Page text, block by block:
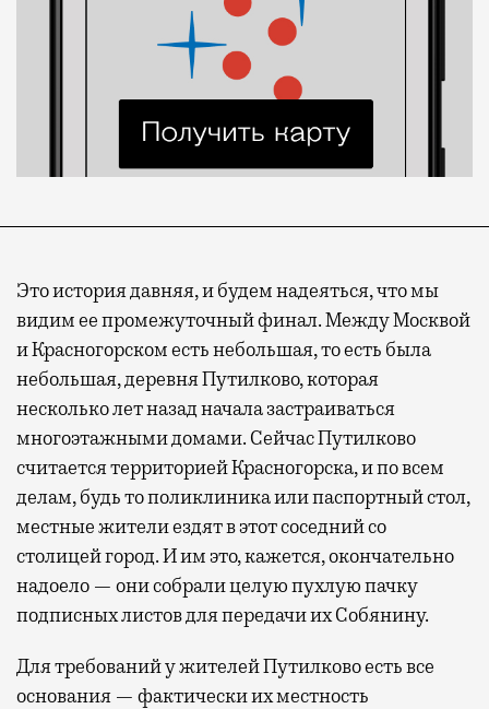
Это история давняя, и будем надеяться, что мы
видим ее промежуточный финал. Между Москвой
и Красногорском есть небольшая, то есть была
небольшая, деревня Путилково, которая
несколько лет назад начала застраиваться
многоэтажными домами. Сейчас Путилково
считается территорией Красногорска, и по всем
делам, будь то поликлиника или паспортный стол,
местные жители ездят в этот соседний со
столицей город. И им это, кажется, окончательно
надоело — они собрали целую пухлую пачку
подписных листов для передачи их Собянину.
Для требований у жителей Путилково есть все
основания — фактически их местность